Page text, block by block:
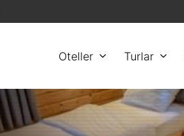
Oteller Turlar